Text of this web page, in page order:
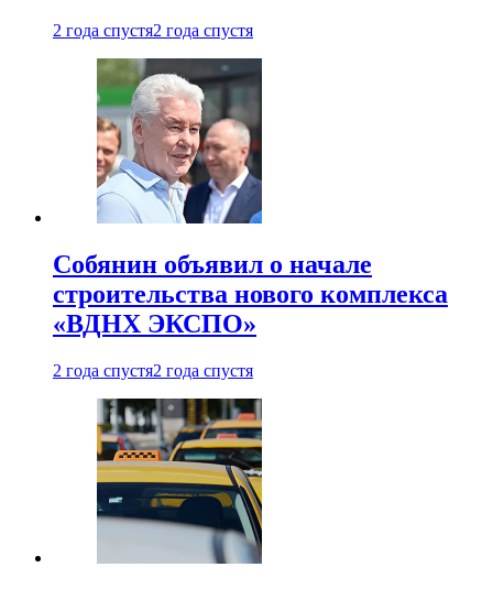
2 года спустя2 года спустя
Собянин объявил о начале
строительства нового комплекса
«ВДНХ ЭКСПО»
2 года спустя2 года спустя